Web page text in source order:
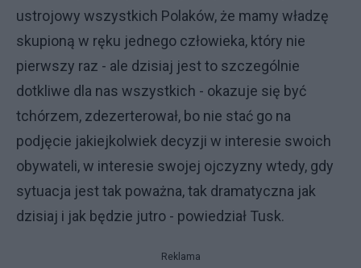
ustrojowy wszystkich Polaków, że mamy władzę
skupioną w ręku jednego człowieka, który nie
pierwszy raz - ale dzisiaj jest to szczególnie
dotkliwe dla nas wszystkich - okazuje się być
tchórzem, zdezerterował, bo nie stać go na
podjęcie jakiejkolwiek decyzji w interesie swoich
obywateli, w interesie swojej ojczyzny wtedy, gdy
sytuacja jest tak poważna, tak dramatyczna jak
dzisiaj i jak będzie jutro - powiedział Tusk.
Reklama